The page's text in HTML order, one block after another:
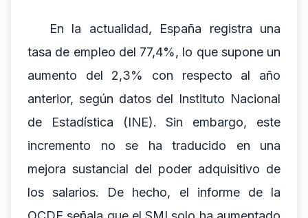
En la actualidad, España registra una
tasa de empleo del 77,4%, lo que supone un
aumento del 2,3% con respecto al año
anterior, según datos del Instituto Nacional
de Estadística (INE). Sin embargo, este
incremento no se ha traducido en una
mejora sustancial del poder adquisitivo de
los salarios. De hecho, el informe de la